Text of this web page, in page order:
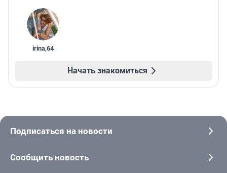
irina,64
Начать знакомиться
Подписаться на новости
Сообщить новость